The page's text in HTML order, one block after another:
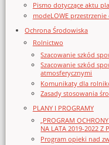
Pismo dotyczące aktu
modeLOWE
Ochrona Środowiska
Rolnictwo
Szacowanie szkód
Szacowanie szkód
atmosferycznymi
Komunikaty dla
Zasady stosowania
PLANY I PROGRAMY
„PROGRAM
NA LATA 2019-2022 Z
Program opieki nad